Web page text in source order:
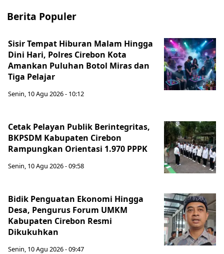
Berita Populer
Sisir Tempat Hiburan Malam Hingga
Dini Hari, Polres Cirebon Kota
Amankan Puluhan Botol Miras dan
Tiga Pelajar
Senin, 10 Agu 2026 - 10:12
Cetak Pelayan Publik Berintegritas,
BKPSDM Kabupaten Cirebon
Rampungkan Orientasi 1.970 PPPK
Senin, 10 Agu 2026 - 09:58
Bidik Penguatan Ekonomi Hingga
Desa, Pengurus Forum UMKM
Kabupaten Cirebon Resmi
Dikukuhkan
Senin, 10 Agu 2026 - 09:47